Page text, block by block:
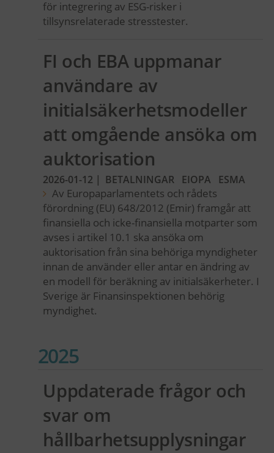
för integrering av ESG-risker i
tillsynsrelaterade stresstester.
FI och EBA uppmanar
användare av
initialsäkerhetsmodeller
att omgående ansöka om
auktorisation
2026-01-12 | BETALNINGAR EIOPA ESMA
Av Europaparlamentets och rådets
förordning (EU) 648/2012 (Emir) framgår att
finansiella och icke-finansiella motparter som
avses i artikel 10.1 ska ansöka om
auktorisation från sina behöriga myndigheter
innan de använder eller antar en ändring av
en modell för beräkning av initialsäkerheter. I
Sverige är Finansinspektionen behörig
myndighet.
2025
Uppdaterade frågor och
svar om
hållbarhetsupplysningar